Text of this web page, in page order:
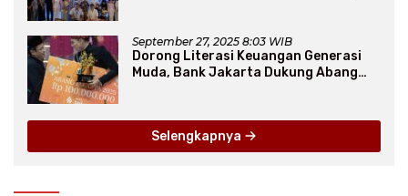
September 27, 2025 8:03 WIB
Dorong Literasi Keuangan Generasi
Muda, Bank Jakarta Dukung Abang
Selengkapnya